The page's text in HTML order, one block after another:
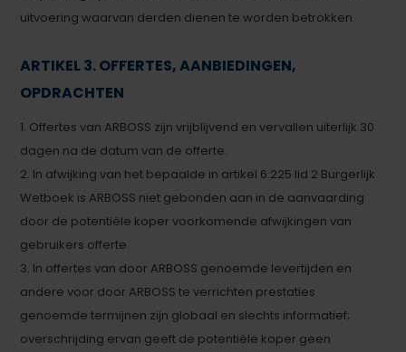
uitvoering waarvan derden dienen te worden betrokken.
ARTIKEL 3. OFFERTES, AANBIEDINGEN,
OPDRACHTEN
1. Offertes van ARBOSS zijn vrijblijvend en vervallen uiterlijk 30
dagen na de datum van de offerte.
2. In afwijking van het bepaalde in artikel 6:225 lid 2 Burgerlijk
Wetboek is ARBOSS niet gebonden aan in de aanvaarding
door de potentiële koper voorkomende afwijkingen van
gebruikers offerte.
3. In offertes van door ARBOSS genoemde levertijden en
andere voor door ARBOSS te verrichten prestaties
genoemde termijnen zijn globaal en slechts informatief;
overschrijding ervan geeft de potentiële koper geen